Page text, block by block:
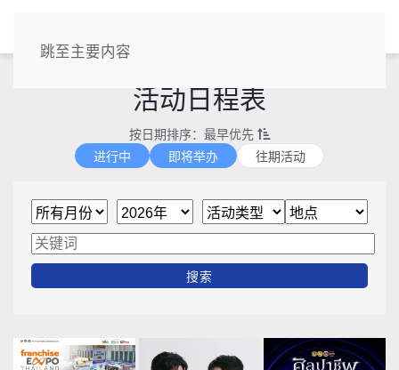
跳至主要内容
活动日程表
进行中 即将举办 往期活动
按日期排序：最早优先